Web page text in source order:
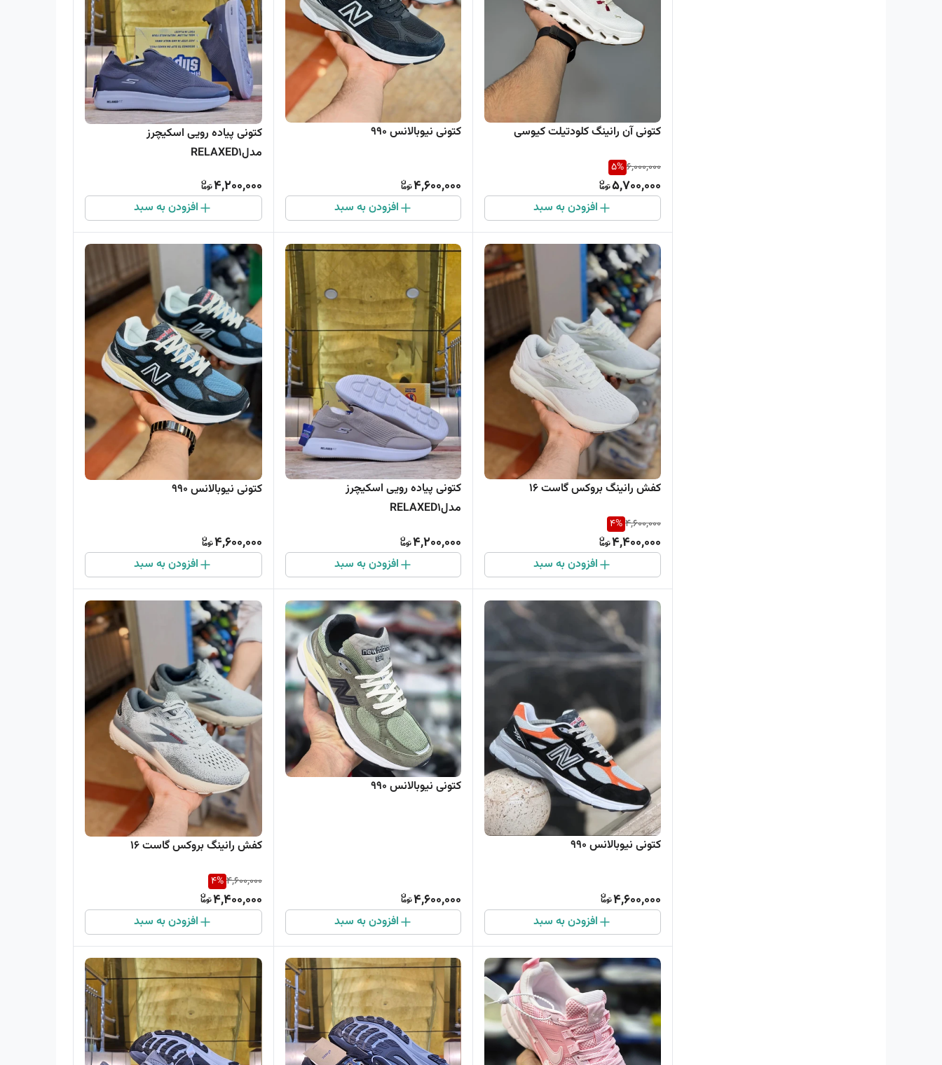
کتونی آن رانینگ کلودتیلت کیوسی
6,000,000
5%
5,700,000
افزودن به سبد
کتونی نیوبالانس 990
4,600,000
افزودن به سبد
کتونی پیاده رویی اسکیچرز
مدلRELAXED1
4,200,000
افزودن به سبد
کفش رانینگ بروکس گاست 16
4,600,000
4%
4,400,000
افزودن به سبد
کتونی پیاده رویی اسکیچرز
مدلRELAXED1
4,200,000
افزودن به سبد
کتونی نیوبالانس ۹۹۰
4,600,000
افزودن به سبد
کتونی نیوبالانس ۹۹۰
4,600,000
افزودن به سبد
کتونی نیوبالانس 990
4,600,000
افزودن به سبد
کفش رانینگ بروکس گاست 16
4,600,000
4%
4,400,000
افزودن به سبد